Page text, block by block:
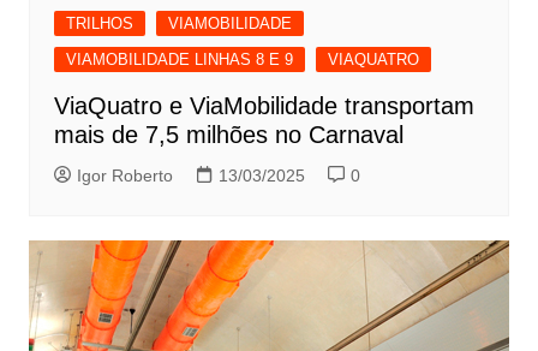
TRILHOS
VIAMOBILIDADE
VIAMOBILIDADE LINHAS 8 E 9
VIAQUATRO
ViaQuatro e ViaMobilidade transportam
mais de 7,5 milhões no Carnaval
Igor Roberto 13/03/2025 0